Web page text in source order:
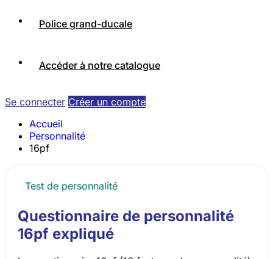
Police grand-ducale
Accéder à notre catalogue
Se connecter Créer un compte
Accueil
Personnalité
16pf
Test de personnalité
Questionnaire de personnalité
16pf expliqué